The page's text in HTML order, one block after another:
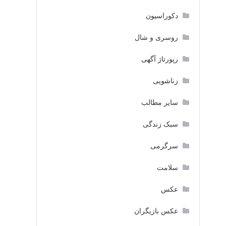
دکوراسیون
روسری و شال
رپورتاژ آگهی
زناشویی
سایر مطالب
سبک زندگی
سرگرمی
سلامت
عکس
عکس بازیگران